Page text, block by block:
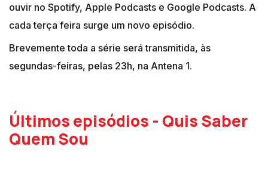
ouvir no Spotify, Apple Podcasts e Google Podcasts. A
cada terça feira surge um novo episódio.
Brevemente toda a série será transmitida, às
segundas-feiras, pelas 23h, na Antena 1.
Últimos episódios - Quis Saber
Quem Sou